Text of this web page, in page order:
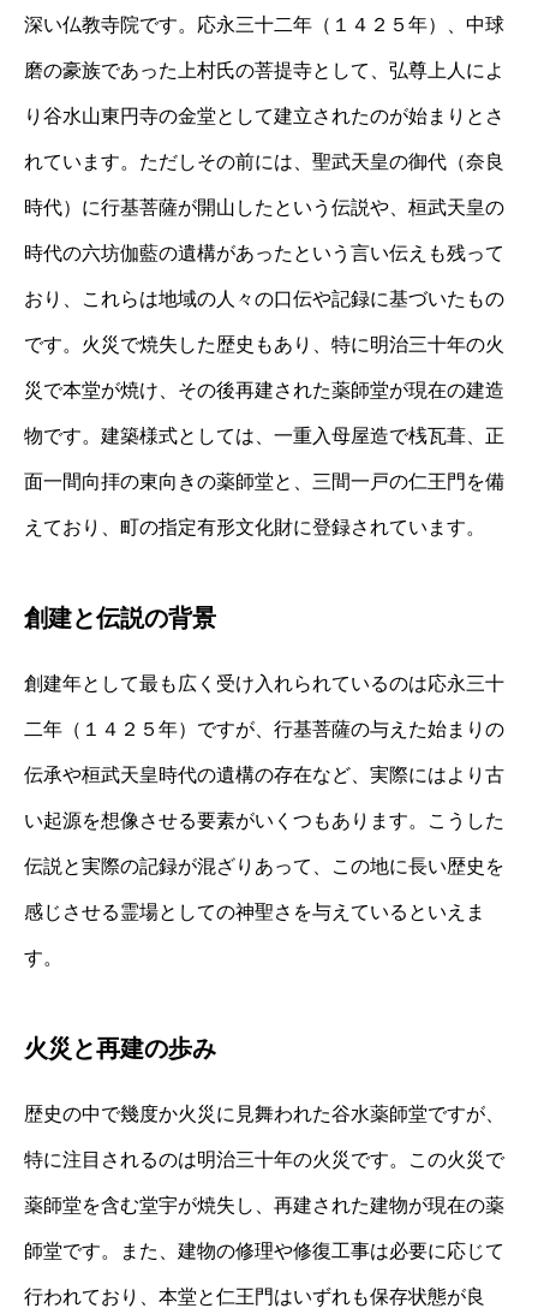
深い仏教寺院です。応永三十二年（１４２５年）、中球
磨の豪族であった上村氏の菩提寺として、弘尊上人によ
り谷水山東円寺の金堂として建立されたのが始まりとさ
れています。ただしその前には、聖武天皇の御代（奈良
時代）に行基菩薩が開山したという伝説や、桓武天皇の
時代の六坊伽藍の遺構があったという言い伝えも残って
おり、これらは地域の人々の口伝や記録に基づいたもの
です。火災で焼失した歴史もあり、特に明治三十年の火
災で本堂が焼け、その後再建された薬師堂が現在の建造
物です。建築様式としては、一重入母屋造で桟瓦葺、正
面一間向拝の東向きの薬師堂と、三間一戸の仁王門を備
えており、町の指定有形文化財に登録されています。
創建と伝説の背景
創建年として最も広く受け入れられているのは応永三十
二年（１４２５年）ですが、行基菩薩の与えた始まりの
伝承や桓武天皇時代の遺構の存在など、実際にはより古
い起源を想像させる要素がいくつもあります。こうした
伝説と実際の記録が混ざりあって、この地に長い歴史を
感じさせる霊場としての神聖さを与えているといえま
す。
火災と再建の歩み
歴史の中で幾度か火災に見舞われた谷水薬師堂ですが、
特に注目されるのは明治三十年の火災です。この火災で
薬師堂を含む堂宇が焼失し、再建された建物が現在の薬
師堂です。また、建物の修理や修復工事は必要に応じて
行われており、本堂と仁王門はいずれも保存状態が良